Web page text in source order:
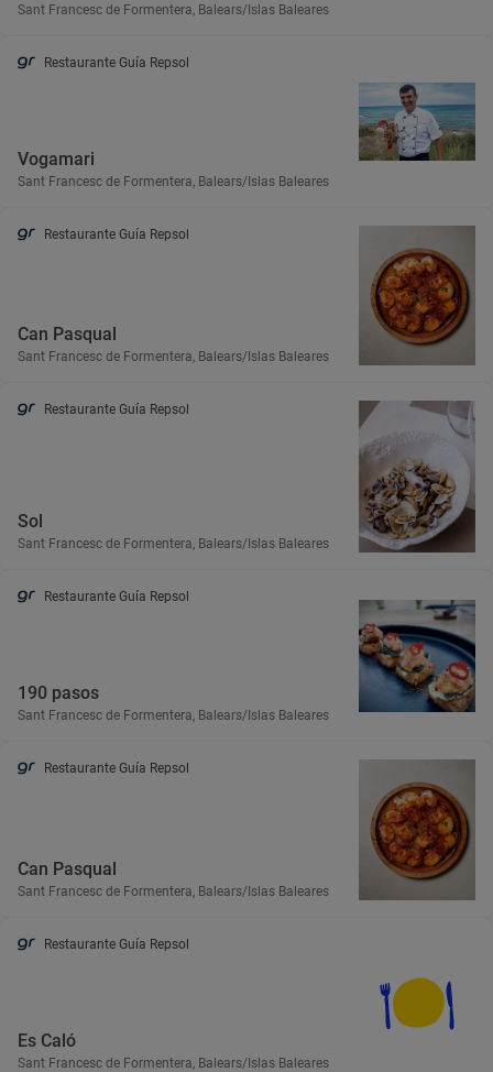
Sant Francesc de Formentera, Balears/Islas Baleares
Restaurante Guía Repsol
Vogamari
Sant Francesc de Formentera, Balears/Islas Baleares
Restaurante Guía Repsol
Can Pasqual
Sant Francesc de Formentera, Balears/Islas Baleares
Restaurante Guía Repsol
Sol
Sant Francesc de Formentera, Balears/Islas Baleares
Restaurante Guía Repsol
190 pasos
Sant Francesc de Formentera, Balears/Islas Baleares
Restaurante Guía Repsol
Can Pasqual
Sant Francesc de Formentera, Balears/Islas Baleares
Restaurante Guía Repsol
Es Caló
Sant Francesc de Formentera, Balears/Islas Baleares